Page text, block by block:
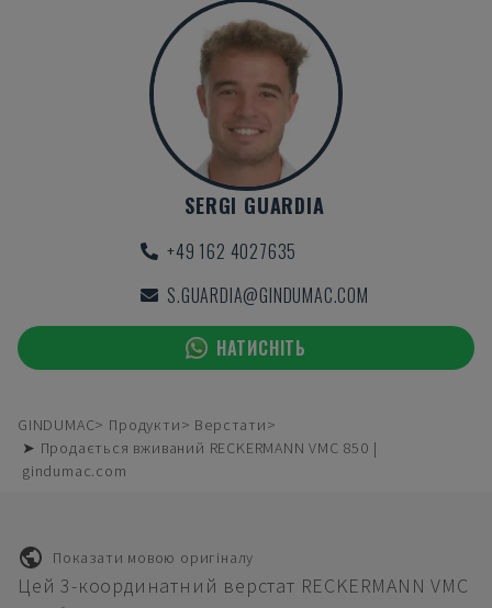
SERGI GUARDIA
+49 162 4027635
S.GUARDIA@GINDUMAC.COM
НАТИСНІТЬ
GINDUMAC Продукти
Верстати
➤ Продається вживаний RECKERMANN VMC 850 |
gindumac.com
Показати мовою оригіналу
Цей 3-координатний верстат RECKERMANN VMC